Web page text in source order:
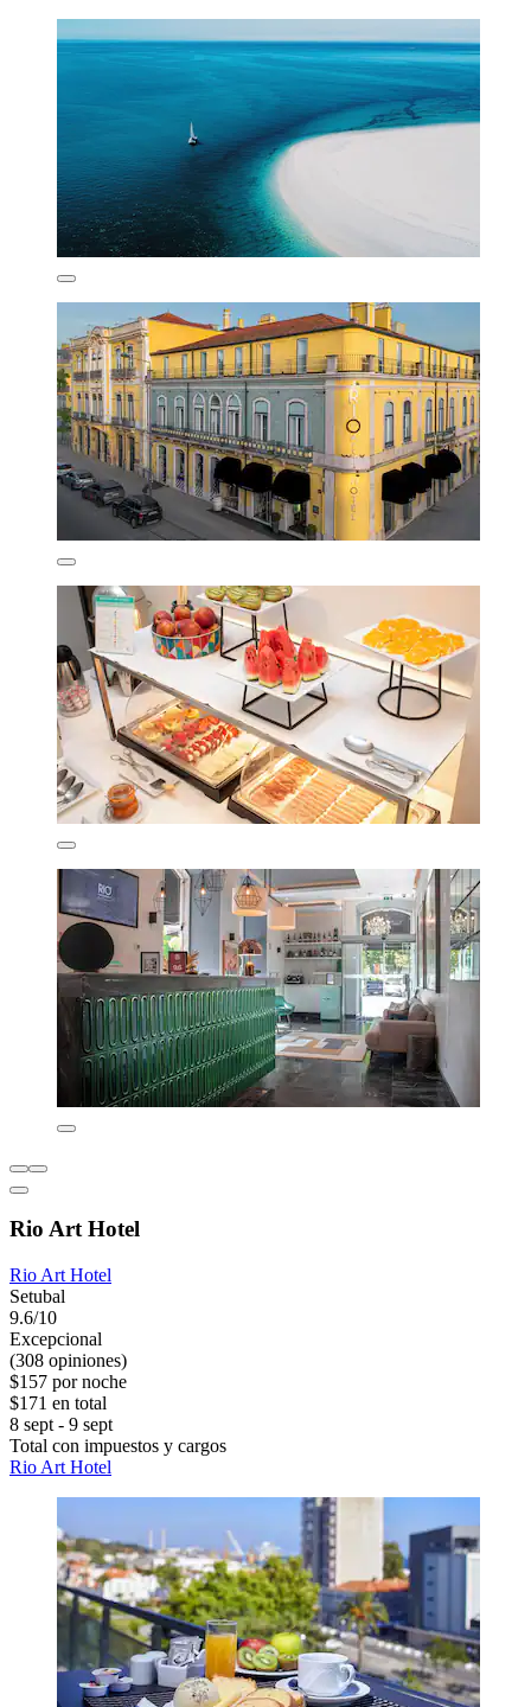
Rio Art Hotel
Rio Art Hotel
Setubal
9.6/10
Excepcional
(308 opiniones)
$157 por noche
$171 en total
8 sept - 9 sept
Total con impuestos y cargos
Rio Art Hotel